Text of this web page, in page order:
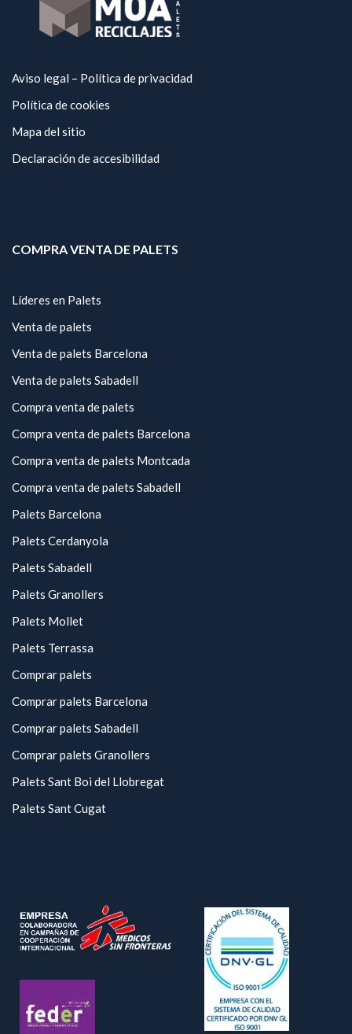
Aviso legal – Política de privacidad
Política de cookies
Mapa del sitio
Declaración de accesibilidad
COMPRA VENTA DE PALETS
Líderes en Palets
Venta de palets
Venta de palets Barcelona
Venta de palets Sabadell
Compra venta de palets
Compra venta de palets Barcelona
Compra venta de palets Montcada
Compra venta de palets Sabadell
Palets Barcelona
Palets Cerdanyola
Palets Sabadell
Palets Granollers
Palets Mollet
Palets Terrassa
Comprar palets
Comprar palets Barcelona
Comprar palets Sabadell
Comprar palets Granollers
Palets Sant Boi del Llobregat
Palets Sant Cugat